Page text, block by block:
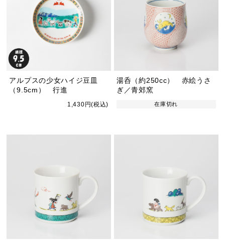
アルプスの少女ハイジ豆皿
（9.5cm） 行進
1,430円(税込)
湯呑（約250cc） 赤絵うさ
ぎ／青郊窯
在庫切れ